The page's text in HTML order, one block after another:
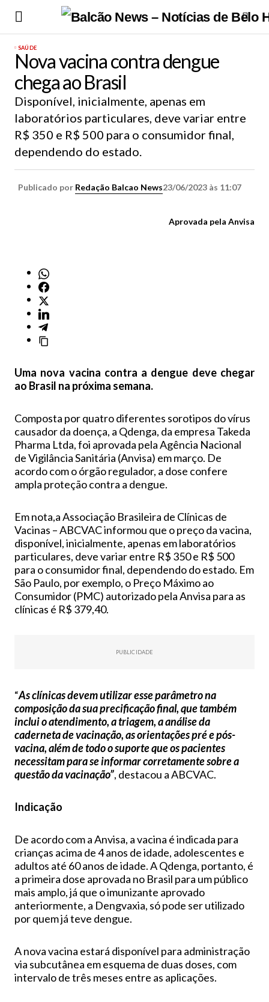
SAÚDE
Nova vacina contra dengue
chega ao Brasil
Disponível, inicialmente, apenas em
laboratórios particulares, deve variar entre
R$ 350 e R$ 500 para o consumidor final,
dependendo do estado.
Publicado por Redação Balcao News23/06/2023 às 11:07
Aprovada pela Anvisa
Uma nova vacina contra a dengue deve chegar
ao Brasil na próxima semana.
Composta por quatro diferentes sorotipos do vírus
causador da doença, a Qdenga, da empresa Takeda
Pharma Ltda, foi aprovada pela Agência Nacional
de Vigilância Sanitária (Anvisa) em março. De
acordo com o órgão regulador, a dose confere
ampla proteção contra a dengue.
Em nota,a Associação Brasileira de Clínicas de
Vacinas – ABCVAC informou que o preço da vacina,
disponível, inicialmente, apenas em laboratórios
particulares, deve variar entre R$ 350 e R$ 500
para o consumidor final, dependendo do estado. Em
São Paulo, por exemplo, o Preço Máximo ao
Consumidor (PMC) autorizado pela Anvisa para as
clínicas é R$ 379,40.
PUBLICIDADE
“As clínicas devem utilizar esse parâmetro na
composição da sua precificação final, que também
inclui o atendimento, a triagem, a análise da
caderneta de vacinação, as orientações pré e pós-
vacina, além de todo o suporte que os pacientes
necessitam para se informar corretamente sobre a
questão da vacinação”, destacou a ABCVAC.
Indicação
De acordo com a Anvisa, a vacina é indicada para
crianças acima de 4 anos de idade, adolescentes e
adultos até 60 anos de idade. A Qdenga, portanto, é
a primeira dose aprovada no Brasil para um público
mais amplo, já que o imunizante aprovado
anteriormente, a Dengvaxia, só pode ser utilizado
por quem já teve dengue.
A nova vacina estará disponível para administração
via subcutânea em esquema de duas doses, com
intervalo de três meses entre as aplicações.